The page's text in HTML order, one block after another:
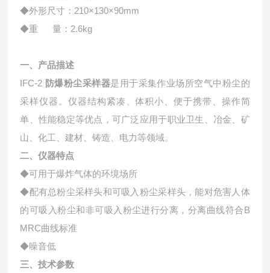
◆外形尺寸： 210×130×90mm
◆重 量： 2.6kg
一、产品描述
IFC-2 防爆粉尘采样器是用于采集作业场所空气中粉尘的
采样仪器。仪器结构紧凑、体积小、便于携带、操作简
单、性能稳定等优点，可广泛应用于职业卫生、冶金、矿
山、化工、建材、铸造、电力等领域。
二、仪器特点
◆可用于爆炸气体的环境场所
◆配有总粉尘采样头和可吸入粉尘采样头，能对危害人体
的可吸入粉尘和非可吸入粉尘进行分离，分离曲线符合B
MRC曲线标准
◆噪音低
三、技术参数